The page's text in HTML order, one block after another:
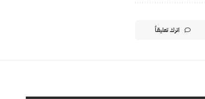
اترك تعليقاً